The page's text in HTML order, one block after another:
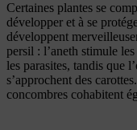
Certaines plantes se
développer et à se
développent
persil : l’aneth stimule
les parasites, tandis que
s’approchent des
concombres cohabitent